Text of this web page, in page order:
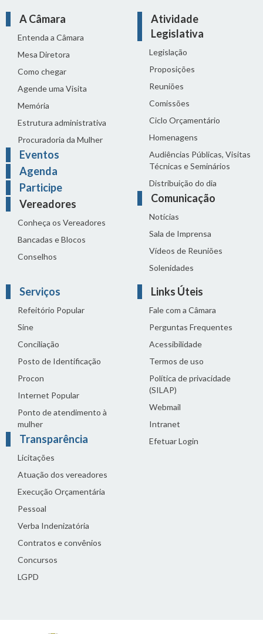
A Câmara
Entenda a Câmara
Mesa Diretora
Como chegar
Agende uma Visita
Memória
Estrutura administrativa
Procuradoria da Mulher
Eventos
Agenda
Participe
Vereadores
Conheça os Vereadores
Bancadas e Blocos
Conselhos
Atividade
Legislativa
Legislação
Proposições
Reuniões
Comissões
Ciclo Orçamentário
Homenagens
Audiências Públicas, Visitas
Técnicas e Seminários
Distribuição do dia
Comunicação
Notícias
Sala de Imprensa
Vídeos de Reuniões
Solenidades
Serviços
Refeitório Popular
Sine
Conciliação
Posto de Identificação
Procon
Internet Popular
Ponto de atendimento à
mulher
Transparência
Licitações
Atuação dos vereadores
Execução Orçamentária
Pessoal
Verba Indenizatória
Contratos e convênios
Concursos
LGPD
Links Úteis
Fale com a Câmara
Perguntas Frequentes
Acessibilidade
Termos de uso
Política de privacidade
(SILAP)
Webmail
Intranet
Efetuar Login